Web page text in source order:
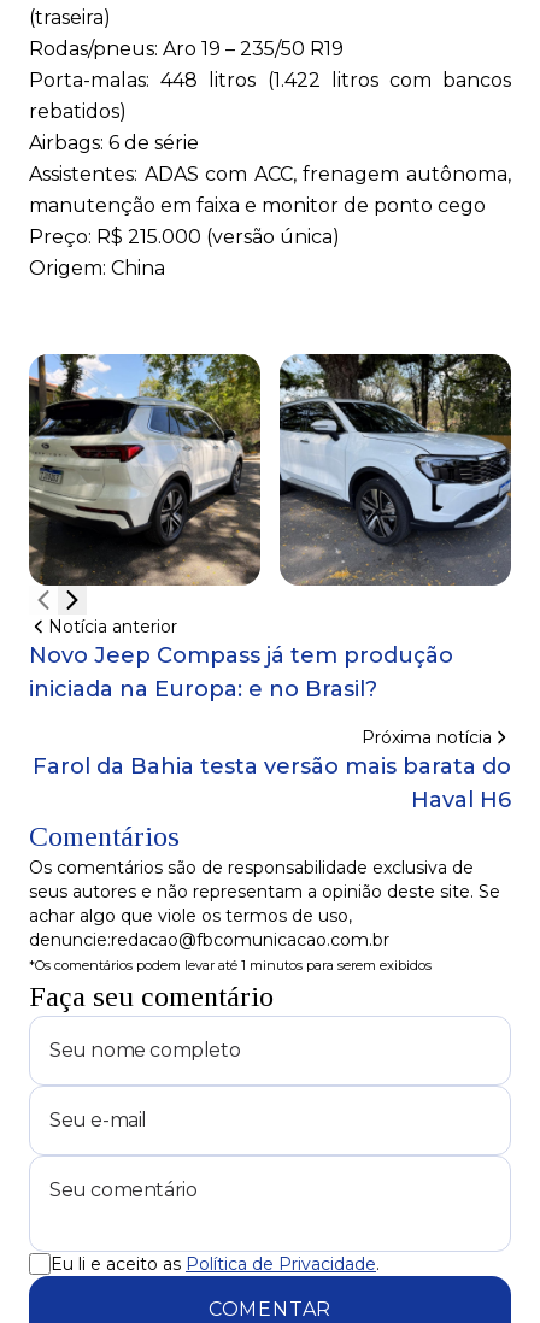
(traseira)
Rodas/pneus: Aro 19 – 235/50 R19
Porta-malas: 448 litros (1.422 litros com bancos
rebatidos)
Airbags: 6 de série
Assistentes: ADAS com ACC, frenagem autônoma,
manutenção em faixa e monitor de ponto cego
Preço: R$ 215.000 (versão única)
Origem: China
Notícia anterior
Novo Jeep Compass já tem produção
iniciada na Europa: e no Brasil?
Próxima notícia
Farol da Bahia testa versão mais barata do
Haval H6
Comentários
Os comentários são de responsabilidade exclusiva de
seus autores e não representam a opinião deste site. Se
achar algo que viole os termos de uso,
denuncie:redacao@fbcomunicacao.com.br
*Os comentários podem levar até 1 minutos para serem exibidos
Faça seu comentário
Eu li e aceito as Política de Privacidade.
COMENTAR